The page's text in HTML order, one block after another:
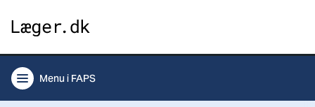
Menu i FAPS